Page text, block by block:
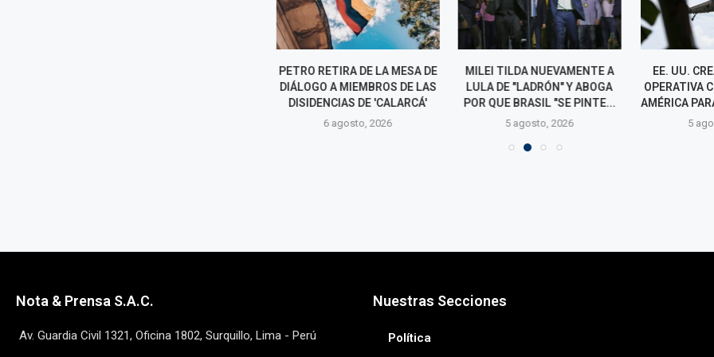
PETRO RETIRA DE LA MESA DE
DIÁLOGO A MIEMBROS DE LAS
DISIDENCIAS DE 'CALARCÁ'
6 agosto, 2026
MILEI TILDA NUEVAMENTE A
LULA DE "LADRÓN" Y ABOGA
POR QUE BRASIL "SE PINTE...
5 agosto, 2026
EE. UU.
OPERATIVA
AMÉRICA
5
Nota & Prensa S.A.C.
Av. Guardia Civil 1321, Oficina 1802, Surquillo, Lima - Perú
Nuestras Secciones
Política